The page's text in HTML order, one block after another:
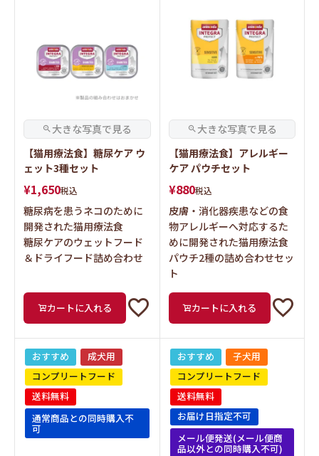
【猫用療法食】糖尿ケア ウ
ェット3種セット
¥1,650税込
糖尿病を患うネコのために
開発された猫用療法食
糖尿ケアのウェットフード
＆ドライフード詰め合わせ
カートに入れる
【猫用療法食】アレルギー
ケア パウチセット
¥880税込
皮膚・消化器疾患などの食
物アレルギーへ対応するた
めに開発された猫用療法食
パウチ2種の詰め合わせセッ
ト
カートに入れる
おすすめ
成犬用
コンプリートフード
送料無料
通常商品との同時購入不
可
おすすめ
子犬用
コンプリートフード
送料無料
お届け日指定不可
メール便発送(メール便商
品以外との同時購入不可)